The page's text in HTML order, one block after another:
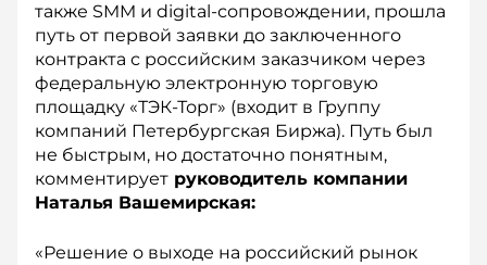
также SMM и digital-сопровождении, прошла
путь от первой заявки до заключенного
контракта с российским заказчиком через
федеральную электронную торговую
площадку «ТЭК-Торг» (входит в Группу
компаний Петербургская Биржа). Путь был
не быстрым, но достаточно понятным,
комментирует руководитель компании
Наталья Вашемирская:
«Решение о выходе на российский рынок